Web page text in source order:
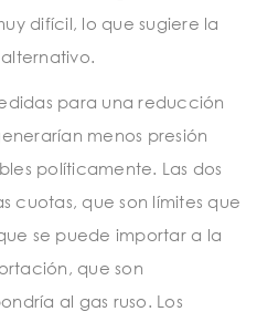
difícil, lo que sugiere la
para una reducción
menos presión
políticamente. Las dos
cuotas, que son límites que
se puede importar a la
que son
al gas ruso. Los